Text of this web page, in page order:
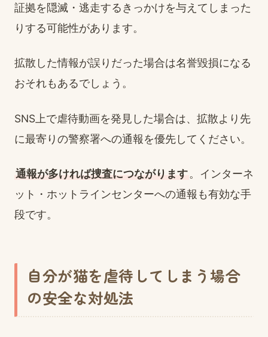
証拠を隠滅・逃走するきっかけを与えてしまった
りする可能性があります。
拡散した情報が誤りだった場合は名誉毀損になる
おそれもあるでしょう。
SNS上で虐待動画を発見した場合は、拡散より先
に最寄りの警察署への通報を優先してください。
通報が多ければ捜査につながります。インターネ
ット・ホットラインセンターへの通報も有効な手
段です。
自分が猫を虐待してしまう場合
の安全な対処法